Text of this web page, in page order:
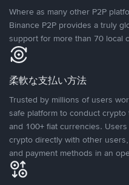
Where as many other P2P
Binance P2P provides a truly
support for more than 70 local
柔軟な支払い方法
Trusted by millions of users
safe platform to conduct
and 100+ fiat currencies.
crypto directly with other
and payment methods in an